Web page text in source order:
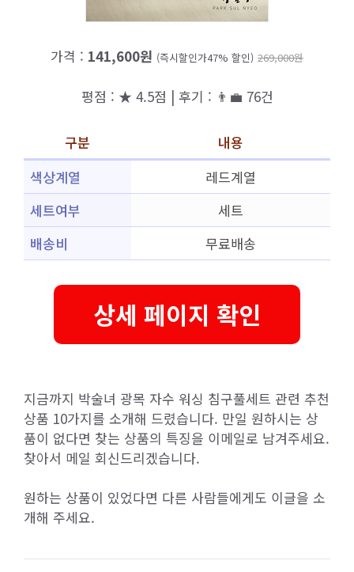
가격 : 141,600원 (즉시할인가47% 할인) 269,000원
평점 : ★ 4.5점 | 후기 : 👨‍💼 76건
구분
내용
색상계열
레드계열
세트여부
세트
배송비
무료배송
상세 페이지 확인
지금까지 박술녀 광목 자수 워싱 침구풀세트 관련 추천
상품 10가지를 소개해 드렸습니다. 만일 원하시는 상
품이 없다면 찾는 상품의 특징을 이메일로 남겨주세요.
찾아서 메일 회신드리겠습니다.
원하는 상품이 있었다면 다른 사람들에게도 이글을 소
개해 주세요.